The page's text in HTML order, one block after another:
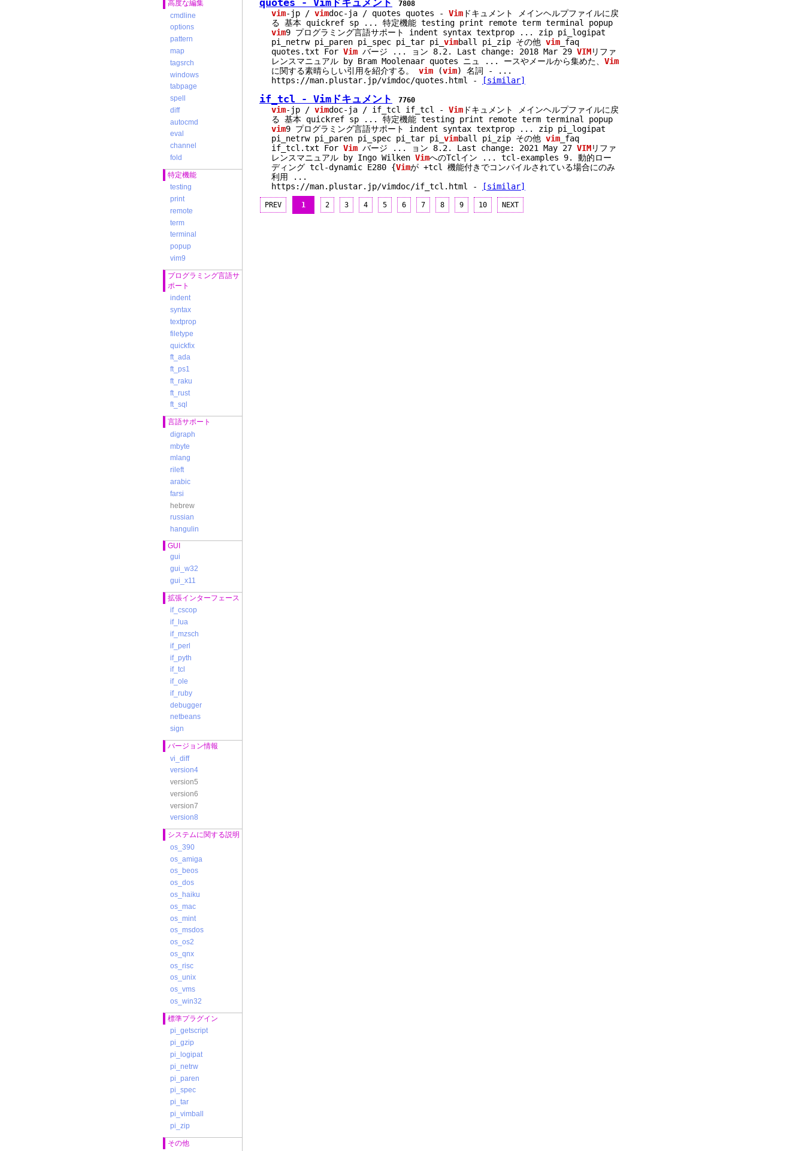
高度な編集
cmdline
options
pattern
map
tagsrch
windows
tabpage
spell
diff
autocmd
eval
channel
fold
特定機能
testing
print
remote
term
terminal
popup
vim9
プログラミング言語サ
ポート
indent
syntax
textprop
filetype
quickfix
ft_ada
ft_ps1
ft_raku
ft_rust
ft_sql
言語サポート
digraph
mbyte
mlang
rileft
arabic
farsi
hebrew
russian
hangulin
GUI
gui
gui_w32
gui_x11
拡張インターフェース
if_cscop
if_lua
if_mzsch
if_perl
if_pyth
if_tcl
if_ole
if_ruby
debugger
netbeans
sign
バージョン情報
vi_diff
version4
version5
version6
version7
version8
システムに関する説明
os_390
os_amiga
os_beos
os_dos
os_haiku
os_mac
os_mint
os_msdos
os_os2
os_qnx
os_risc
os_unix
os_vms
os_win32
標準プラグイン
pi_getscript
pi_gzip
pi_logipat
pi_netrw
pi_paren
pi_spec
pi_tar
pi_vimball
pi_zip
その他
quotes - Vimドキュメント 7808
vim-jp / vimdoc-ja / quotes quotes - Vim ドキュメント メインヘルプファイルに戻
る 基本 quickref sp
...
特定機能 testing print remote term terminal popup
vim9 プログラミング言語サポート indent syntax textprop ...
zip pi_logipat
pi_netrw pi_paren pi_spec pi_tar pi_ vimball pi_zip その他 vim _faq
quotes.txt For Vim バージ ... ョン 8.2. Last change: 2018 Mar 29 VIMリファ
レンスマニュアル by Bram Moolenaar quotes ニュ
... ースやメールから集めた、 Vim
に関する素晴らしい引用を紹介する。 vim (vim) 名詞 -
...
https://man.plustar.jp/vimdoc/quotes.html
- [similar]
if_tcl - Vimドキュメント 7760
vim-jp / vimdoc-ja / if_tcl if_tcl - Vim ドキュメント メインヘルプファイルに戻
る 基本 quickref sp
...
特定機能 testing print remote term terminal popup
vim9 プログラミング言語サポート indent syntax textprop ...
zip pi_logipat
pi_netrw pi_paren pi_spec pi_tar pi_ vimball pi_zip その他 vim _faq
if_tcl.txt For Vim バージ ... ョン 8.2. Last change: 2021 May 27 VIMリファ
レンスマニュアル by Ingo Wilken VimへのTclイン ...
tcl-examples 9. 動的ロー
ディング tcl-dynamic E280 {Vimが +tcl 機能付きでコンパイルされている場合にのみ
利用
...
https://man.plustar.jp/vimdoc/if_tcl.html
- [similar]
PREV 1 2 3 4 5 6 7 8 9 10 NEXT